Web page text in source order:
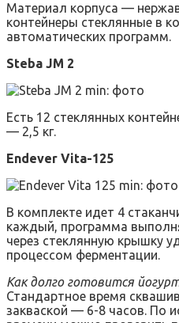
Материал корпуса —
контейнеры стеклянные в
автоматических программ.
Steba JM 2
Есть 12 стеклянных
— 2,5 кг.
Endever Vita-125
В комплекте идет 4
каждый, программа
через стеклянную крышку
процессом ферментации.
Как долго готовится
Стандартное время
закваской — 6-8 часов. По